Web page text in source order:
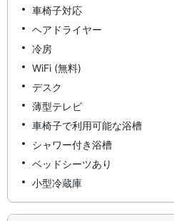
車椅子対応
ヘアドライヤー
冷房
WiFi (無料)
デスク
薄型テレビ
車椅子で利用可能な浴槽
シャワー付き浴槽
ベッドシーツあり
小型冷蔵庫